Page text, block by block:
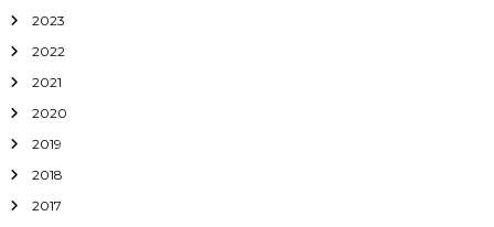
ç
ã
o
d
2023
2022
2021
2020
2019
2018
2017